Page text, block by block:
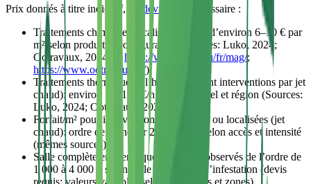
Prix donnés à titre indicatif, un devis
reste nécessaire :
Traitements chimiques localisés: à partir d’environ 6–10 € par
m² selon produit et configuration (Sources: Luko, 2024;
Ootravaux, 2024 —https://www.luko.eu/fr/mag/;
https://www.ootravaux.fr/).
Traitements thermiques à l’heure (incluant interventions par jet
chaud): environ 70–100 €/h selon matériel et région (Sources:
Luko, 2024; Ootravaux, 2024).
Forfait/m² pour interventions thermiques ou localisées (jet
chaud): ordre de grandeur 25–35 €/m² selon accès et intensité
(mêmes sources).
Salle complète en thermique: montants observés de l’ordre de
1 000 à 4 000 € selon taille et intensité d’infestation (devis
requis; valeurs variables selon opérateurs et zones).